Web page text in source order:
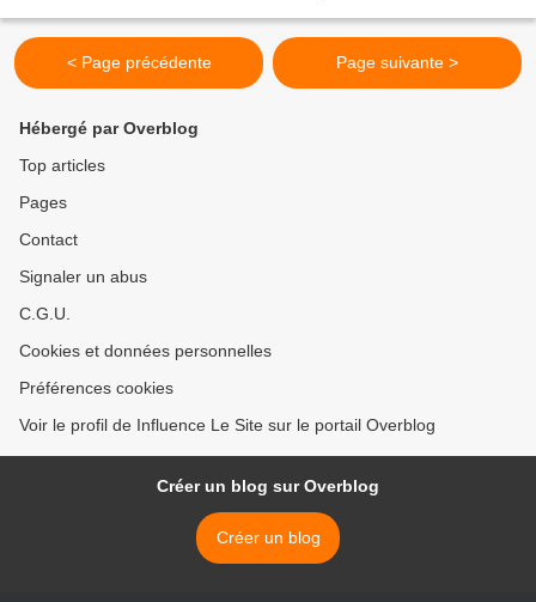
< Page précédente Page suivante >
Hébergé par Overblog
Top articles
Pages
Contact
Signaler un abus
C.G.U.
Cookies et données personnelles
Préférences cookies
Voir le profil de Influence Le Site sur le portail Overblog
Créer un blog sur Overblog
Créer un blog